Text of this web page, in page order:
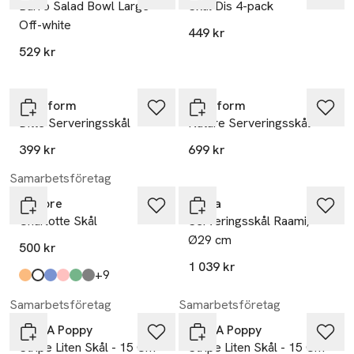
Barro Salad Bowl Large
Off-white
529 kr
Skål Dis 4-pack
449 kr
Sagaform
Ditte Serveringsskål
399 kr
Sagaform
Nature Serveringsskål
699 kr
Samarbetsföretag
In Flore
Charlotte Skål
500 kr
Produkten finns i färgerna:
Orange, Amber
Vit, Klar,
blue,
pink,
green,
Gray, +9
Iittala
Serveringsskål Raami,
Ø29 cm
1 039 kr
Samarbetsföretag
Pick A Poppy
Stripe Liten Skål - 15 Cm
Samarbetsföretag
Pick A Poppy
Stripe Liten Skål - 15 Cm